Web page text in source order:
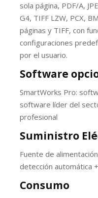
sola página, PDF/A,
G4, TIFF LZW, PCX,
páginas y TIFF, con
configuraciones
por el usuario.
Software
SmartWorks Pro:
software líder del
profesional
Suministro
Fuente de
detección automática
Consumo